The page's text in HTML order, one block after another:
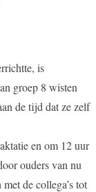
is
groep 8 wisten
de tijd dat ze zelf
en om 12 uur
ouders van nu
de collega’s tot